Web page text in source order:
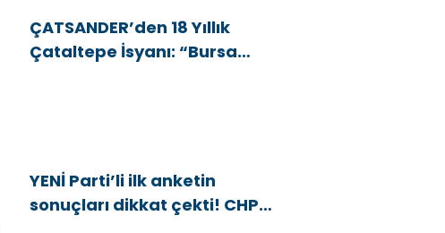
ÇATSANDER’den 18 Yıllık
Çataltepe İsyanı: “Bursa
YENİ Parti’li ilk anketin
sonuçları dikkat çekti! CHP